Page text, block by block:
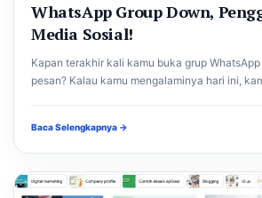
WhatsApp Group Down,
Media Sosial!
Kapan terakhir kali kamu buka grup
pesan? Kalau kamu mengalaminya hari ini,
Baca Selengkapnya →